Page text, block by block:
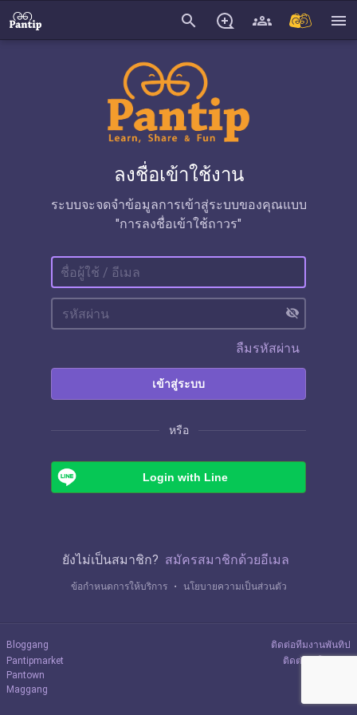
search menu
ลงชื่อเข้าใช้งาน
ระบบจะจดจำข้อมูลการเข้าสู่ระบบของคุณแบบ
"การลงชื่อเข้าใช้ถาวร"
visibility_off
ลืมรหัสผ่าน
เข้าสู่ระบบ
หรือ
Login with Line
ยังไม่เป็นสมาชิก? สมัครสมาชิกด้วยอีเมล
ข้อกำหนดการให้บริการ ・ นโยบายความเป็นส่วนตัว
Bloggang
Pantipmarket
Pantown
Maggang
ติดต่อทีมงานพันทิป
ติดต่อลงโฆษณา